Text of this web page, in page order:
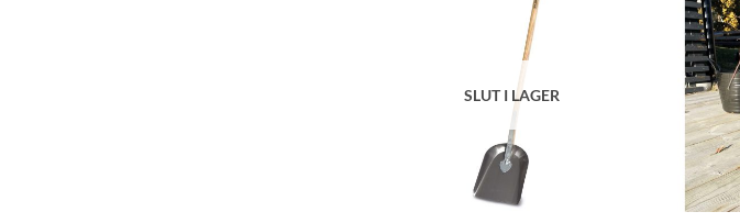
SLUT I LAGER